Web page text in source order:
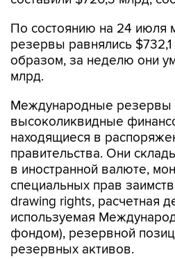
По состоянию на 24 июля
резервы равнялись
образом, за неделю они
млрд.
Международные резервы
высоколиквидные
находящиеся в
правительства. Они
в иностранной валюте,
специальных прав
drawing rights, расчетная
используемая
фондом), резервной
резервных активов.